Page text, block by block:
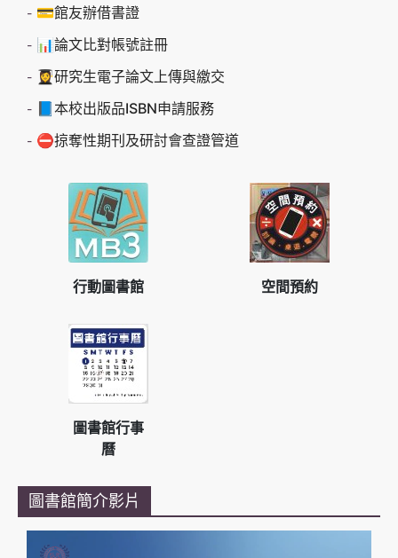
💳館友辦借書證
📊論文比對帳號註冊
👩‍🎓研究生電子論文上傳與繳交
📘本校出版品ISBN申請服務
⛔掠奪性期刊及研討會查證管道
行動圖書館 空間預約
圖書館行事
曆
圖書館簡介影片